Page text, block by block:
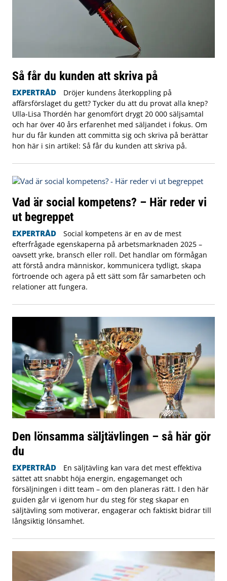
Så får du kunden att skriva på
EXPERTRÅD
Dröjer kundens återkoppling på
affärsförslaget du gett? Tycker du att du provat alla knep?
Ulla-Lisa Thordén har genomfört drygt 20 000 säljsamtal
och har över 40 års erfarenhet med säljandet i fokus. Om
hur du får kunden att committa sig och skriva på berättar
hon här i sin artikel: Så får du kunden att skriva på.
Vad är social kompetens? – Här reder vi
ut begreppet
EXPERTRÅD
Social kompetens är en av de mest
efterfrågade egenskaperna på arbetsmarknaden 2025 –
oavsett yrke, bransch eller roll. Det handlar om förmågan
att förstå andra människor, kommunicera tydligt, skapa
förtroende och agera på ett sätt som får samarbeten och
relationer att fungera.
Den lönsamma säljtävlingen – så här gör
du
EXPERTRÅD
En säljtävling kan vara det mest effektiva
sättet att snabbt höja energin, engagemanget och
försäljningen i ditt team – om den planeras rätt. I den här
guiden går vi igenom hur du steg för steg skapar en
säljtävling som motiverar, engagerar och faktiskt bidrar till
långsiktig lönsamhet.